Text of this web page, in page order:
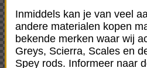
Inmiddels kan je van veel
andere materialen kopen
bekende merken waar wij
Greys, Scierra, Scales en
Spey rods. Informeer naar